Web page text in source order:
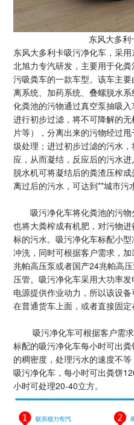
东风大多
东风大多利卡吸污净化车，采
北旭力专汽研发，主要用于化
污吸粪车的一款车型。该车主
离系统、加药系统、叠螺脱水
化粪池的污物通过真空泵抽吸
进行初步过滤，将不可降解的
片等），分离出来的污物经过
圾处理；进过初步过滤的污水
应，从而凝结，反应后的污水
脱水机可将凝结后的粪渣压榨
离过后的污水，可达到**城市污
吸污净化车将化粪池的污物
也将大粪榨成有机肥，对污物
标的污水。吸污净化车标配小
冲洗，同时可根据客户需求，
兆帕高压泵或者国产24兆帕高
压管。吸污净化车采用大功率
电源提供作业动力，所以该设
在普通货车上面，或者直接固定
吸污净化车可根据客户需求
标配的吸污净化车每小时可出
的稠密度，处理污水的速度不
吸污净化车，每小时可出粪饼
小时可处理20-40立方。